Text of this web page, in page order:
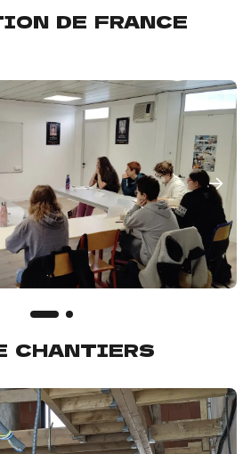
DE FRANCE
CHANTIERS